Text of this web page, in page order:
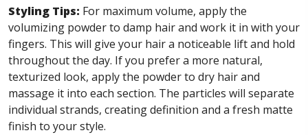
Styling Tips: For maximum volume, apply the
volumizing powder to damp hair and work it in with your
fingers. This will give your hair a noticeable lift and hold
throughout the day. If you prefer a more natural,
texturized look, apply the powder to dry hair and
massage it into each section. The particles will separate
individual strands, creating definition and a fresh matte
finish to your style.